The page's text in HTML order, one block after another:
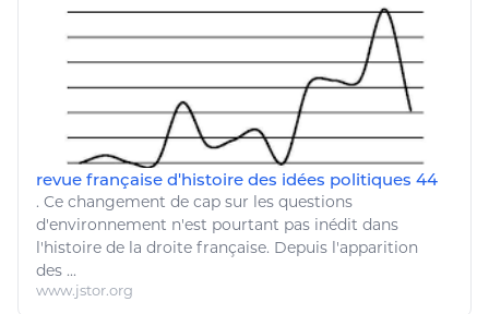
revue française d'histoire des idées politiques 44
. Ce changement de cap sur les questions
d'environnement n'est pourtant pas inédit dans
l'histoire de la droite française. Depuis l'apparition
des ...
www.jstor.org